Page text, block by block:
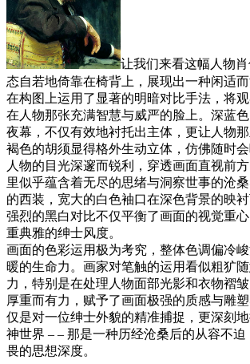
让我们来看这幅人物
态自若地倚靠在椅背上，展现出一种闲适
在构图上运用了显著的明暗对比手法，将
在人物那张充满智慧与威严的脸上。深蓝
夜幕，不仅有效地衬托出主体，更让人物
褐色的胡须显得格外生动立体，仿佛随时会
人物的目光深邃而锐利，穿透画面直视前
里似乎蕴含着无尽的思绪与洞察世事的沧
的西装，宽大的白色袖口在深色背景的映
强烈的黑白对比不仅平衡了画面的视觉重
重典雅的绅士风度。
画面的色彩运用极为考究，整体色调偏冷
暖的生命力。画家对笔触的运用看似粗犷
力，特别是在处理人物面部光影和衣物褶
厚重而有力，赋予了画面极强的质感与雕
仅是对一位绅士外貌的精准捕捉，更深刻
神世界 – – 那是一种历经沧桑后的从容不
畏的思想深度。